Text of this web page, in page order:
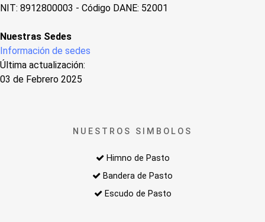
NIT: 8912800003 - Código DANE: 52001
Nuestras Sedes
Información de sedes
Última actualización:
03 de Febrero 2025
NUESTROS SIMBOLOS
Himno de Pasto
Bandera de Pasto
Escudo de Pasto